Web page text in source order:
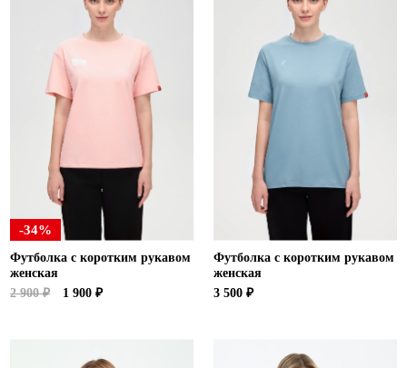
-34%
Футболка с коротким рукавом
женская
2 900 ₽
1 900 ₽
Футболка с коротким рукавом
женская
3 500 ₽